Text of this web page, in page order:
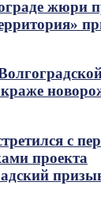
жюри
с
проекта